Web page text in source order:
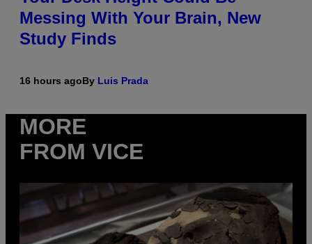
Messing With Your Brain, New
Study Finds
16 hours agoBy Luis Prada
MORE
FROM VICE